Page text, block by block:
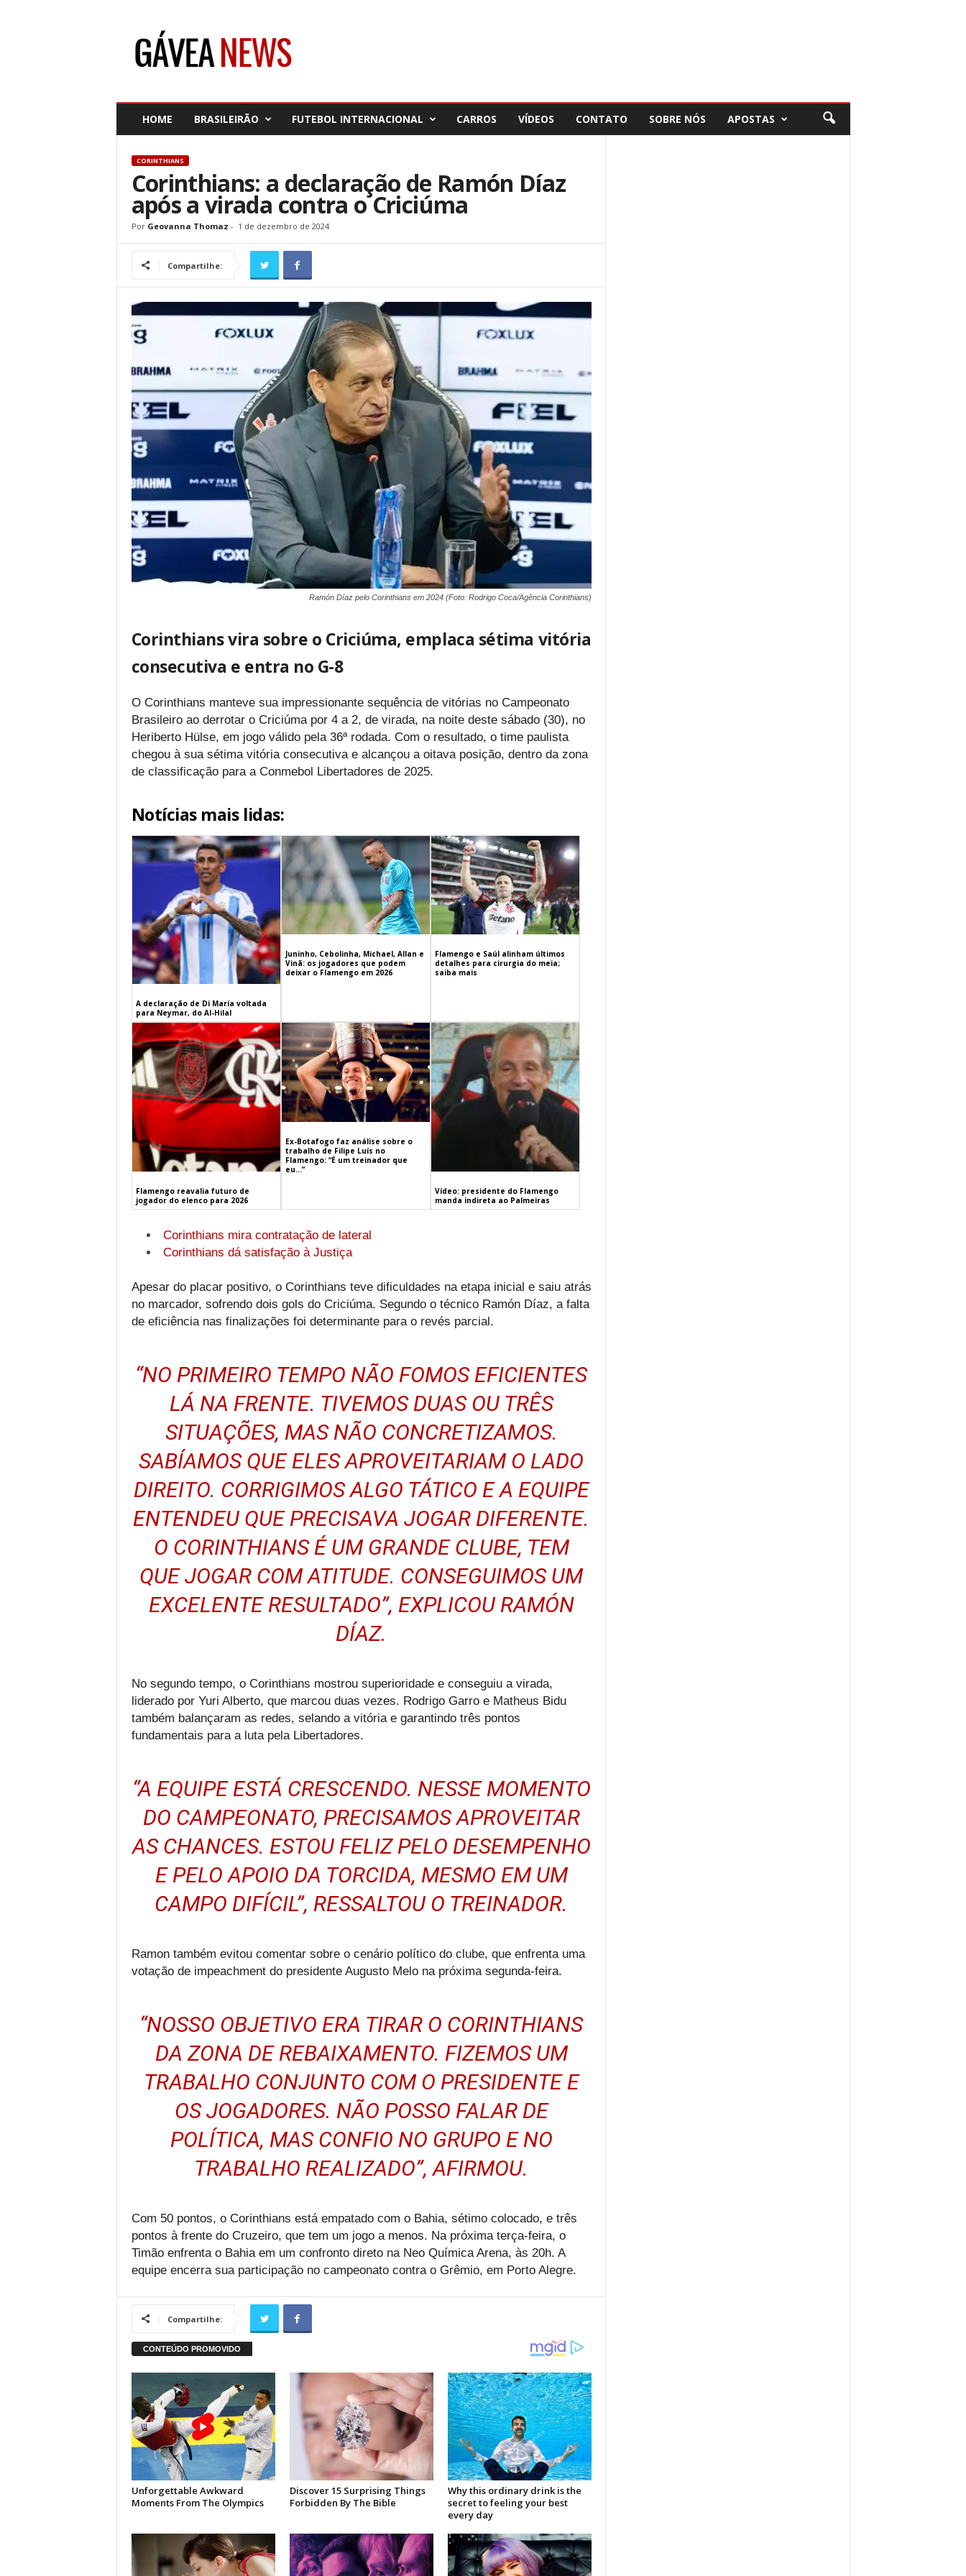
HOME BRASILEIRÃO FUTEBOL INTERNACIONAL CARROS VÍDEOS CONTATO SOBRE NÓS APOSTAS
CORINTHIANS
Corinthians: a declaração de Ramón Díaz
após a virada contra o Criciúma
Por Geovanna Thomaz - 1 de dezembro de 2024
Compartilhe:
Ramón Díaz pelo Corinthians em 2024 (Foto: Rodrigo Coca/Agência Corinthians)
Corinthians vira sobre o Criciúma, emplaca sétima vitória
consecutiva e entra no G-8
O Corinthians manteve sua impressionante sequência de vitórias no Campeonato
Brasileiro ao derrotar o Criciúma por 4 a 2, de virada, na noite deste sábado (30), no
Heriberto Hülse, em jogo válido pela 36ª rodada. Com o resultado, o time paulista
chegou à sua sétima vitória consecutiva e alcançou a oitava posição, dentro da zona
de classificação para a Conmebol Libertadores de 2025.
Notícias mais lidas:
A declaração de Di María voltada
para Neymar, do Al-Hilal
Juninho, Cebolinha, Michael, Allan e
Vinã: os jogadores que podem
deixar o Flamengo em 2026
Flamengo e Saúl alinham últimos
detalhes para cirurgia do meia;
saiba mais
Flamengo reavalia futuro de
jogador do elenco para 2026
Ex-Botafogo faz análise sobre o
trabalho de Filipe Luís no
Flamengo: “É um treinador que
eu…”
Vídeo: presidente do Flamengo
manda indireta ao Palmeiras
Corinthians mira contratação de lateral
Corinthians dá satisfação à Justiça
Apesar do placar positivo, o Corinthians teve dificuldades na etapa inicial e saiu atrás
no marcador, sofrendo dois gols do Criciúma. Segundo o técnico Ramón Díaz, a falta
de eficiência nas finalizações foi determinante para o revés parcial.
“NO PRIMEIRO TEMPO NÃO FOMOS EFICIENTES
LÁ NA FRENTE. TIVEMOS DUAS OU TRÊS
SITUAÇÕES, MAS NÃO CONCRETIZAMOS.
SABÍAMOS QUE ELES APROVEITARIAM O LADO
DIREITO. CORRIGIMOS ALGO TÁTICO E A EQUIPE
ENTENDEU QUE PRECISAVA JOGAR DIFERENTE.
O CORINTHIANS É UM GRANDE CLUBE, TEM
QUE JOGAR COM ATITUDE. CONSEGUIMOS UM
EXCELENTE RESULTADO”, EXPLICOU RAMÓN
DÍAZ.
No segundo tempo, o Corinthians mostrou superioridade e conseguiu a virada,
liderado por Yuri Alberto, que marcou duas vezes. Rodrigo Garro e Matheus Bidu
também balançaram as redes, selando a vitória e garantindo três pontos
fundamentais para a luta pela Libertadores.
“A EQUIPE ESTÁ CRESCENDO. NESSE MOMENTO
DO CAMPEONATO, PRECISAMOS APROVEITAR
AS CHANCES. ESTOU FELIZ PELO DESEMPENHO
E PELO APOIO DA TORCIDA, MESMO EM UM
CAMPO DIFÍCIL”, RESSALTOU O TREINADOR.
Ramon também evitou comentar sobre o cenário político do clube, que enfrenta uma
votação de impeachment do presidente Augusto Melo na próxima segunda-feira.
“NOSSO OBJETIVO ERA TIRAR O CORINTHIANS
DA ZONA DE REBAIXAMENTO. FIZEMOS UM
TRABALHO CONJUNTO COM O PRESIDENTE E
OS JOGADORES. NÃO POSSO FALAR DE
POLÍTICA, MAS CONFIO NO GRUPO E NO
TRABALHO REALIZADO”, AFIRMOU.
Com 50 pontos, o Corinthians está empatado com o Bahia, sétimo colocado, e três
pontos à frente do Cruzeiro, que tem um jogo a menos. Na próxima terça-feira, o
Timão enfrenta o Bahia em um confronto direto na Neo Química Arena, às 20h. A
equipe encerra sua participação no campeonato contra o Grêmio, em Porto Alegre.
Compartilhe: